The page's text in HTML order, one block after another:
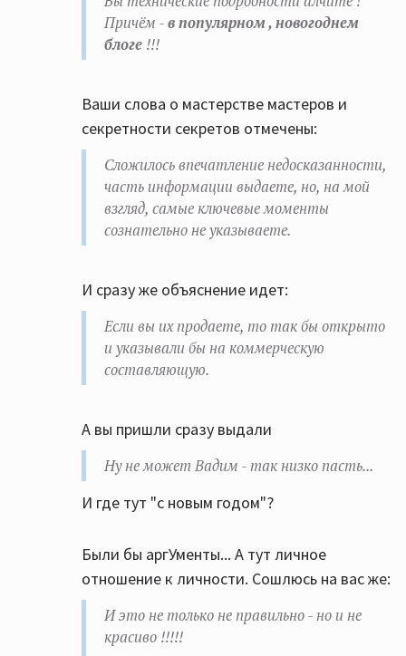
Причём -в популярном , новогоднем
блоге !!!
Ваши слова о мастерстве мастеров и
секретности секретов отмечены:
Сложилось впечатление недосказанности,
часть информации выдаете, но, на мой
взгляд, самые ключевые моменты
сознательно не указываете.
И сразу же объяснение идет:
Если вы их продаете, то так бы открыто
и указывали бы на коммерческую
составляющую.
А вы пришли сразу выдали
Ну не может Вадим - так низко пасть...
И где тут "с новым годом"?
Были бы аргУменты... А тут личное
отношение к личности. Сошлюсь на вас же:
И это не только не правильно - но и не
красиво !!!!!